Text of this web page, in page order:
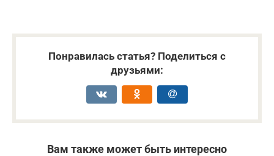
Понравилась статья? Поделиться с
друзьями:
Вам также может быть интересно